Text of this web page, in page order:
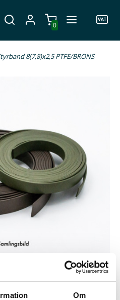
Om
0
8(7,8)x2,5 PTFE/BRONS
PTFE/BRONS